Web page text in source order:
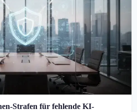
Strafen für fehlende KI-